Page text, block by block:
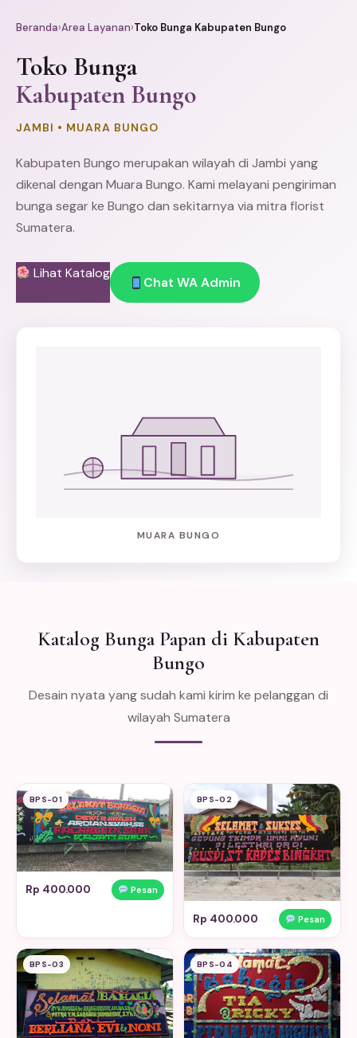
Beranda›Area Layanan›Toko Bunga Kabupaten Bungo
Toko Bunga
Kabupaten Bungo
JAMBI • MUARA BUNGO
Kabupaten Bungo merupakan wilayah di Jambi yang
dikenal dengan Muara Bungo. Kami melayani pengiriman
bunga segar ke Bungo dan sekitarnya via mitra florist
Sumatera.
Lihat Katalog
Chat WA Admin
MUARA BUNGO
Katalog Bunga Papan di Kabupaten
Bungo
Desain nyata yang sudah kami kirim ke pelanggan di
wilayah Sumatera
BPS-01
Rp 400.000 Pesan
BPS-02
Rp 400.000 Pesan
BPS-03 BPS-04